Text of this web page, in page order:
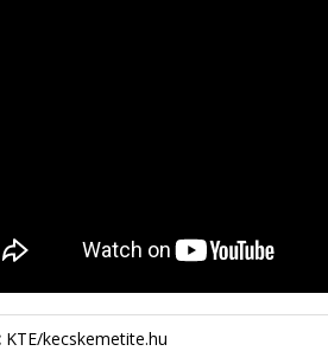
KTE/kecskemetite.hu